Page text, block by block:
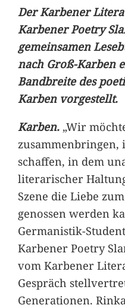
Der Karbener
Karbener Poetry
gemeinsamen
nach Groß-Karben
Bandbreite des
Karben vorgestellt.
Karben. „Wir
schaffen, in dem
literarischer
Szene die Liebe
genossen werden
Germanistik-
Karbener Poetry
vom Karbener
Gespräch
Generationen.